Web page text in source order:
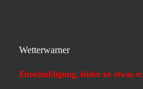
Wetterwarner
Entschuldigung, leider ist etwas